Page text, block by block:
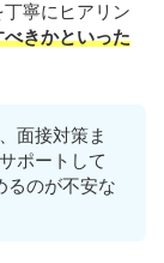
寧にヒアリン
きかといった
面接対策ま
ポートして
るのが不安な